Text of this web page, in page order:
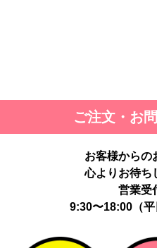
ご注文・お
お客様からの
心よりお待ち
営業
9:30〜18:00（平